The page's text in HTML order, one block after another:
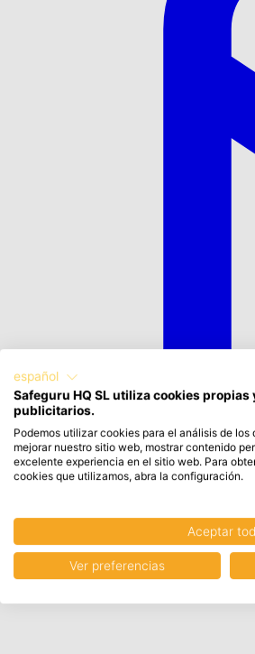
español
Safeguru HQ SL utiliza cookies
publicitarios.
Podemos utilizar cookies para el análisis de
mejorar nuestro sitio web, mostrar contenido
excelente experiencia en el sitio web. Para
cookies que utilizamos, abra la configuración.
Aceptar
Ver preferencias